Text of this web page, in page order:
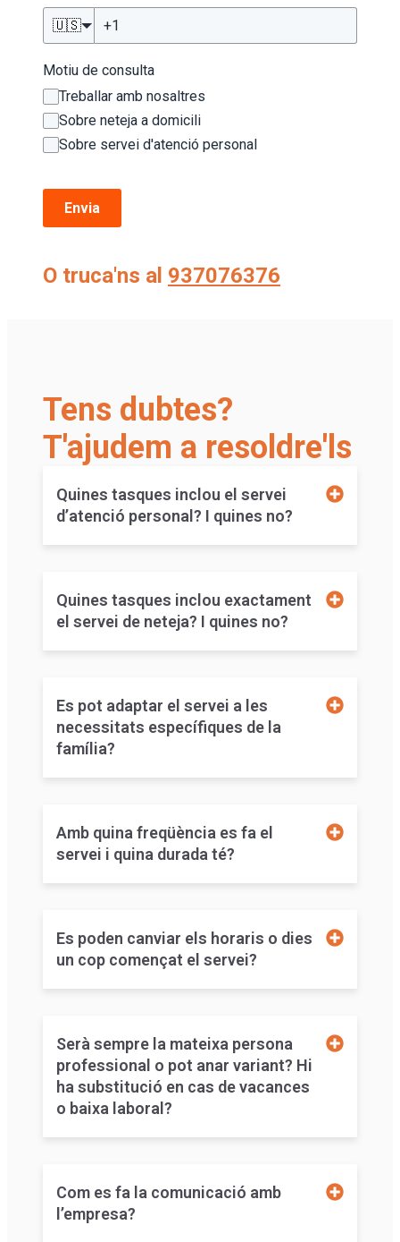
🇺🇸
Motiu de consulta
Treballar amb nosaltres
Sobre neteja a domicili
Sobre servei d'atenció personal
Envia
O truca'ns al 937076376
Tens dubtes?
T'ajudem a resoldre'ls
Quines tasques inclou el servei
d’atenció personal? I quines no?
Quines tasques inclou exactament
el servei de neteja? I quines no?
Es pot adaptar el servei a les
necessitats específiques de la
família?
Amb quina freqüència es fa el
servei i quina durada té?
Es poden canviar els horaris o dies
un cop començat el servei?
Serà sempre la mateixa persona
professional o pot anar variant? Hi
ha substitució en cas de vacances
o baixa laboral?
Com es fa la comunicació amb
l’empresa?